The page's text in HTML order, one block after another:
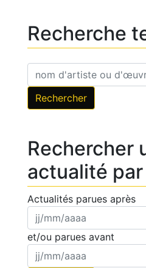
Recherche
Rechercher
actualité
Actualités parues après
et/ou parues avant